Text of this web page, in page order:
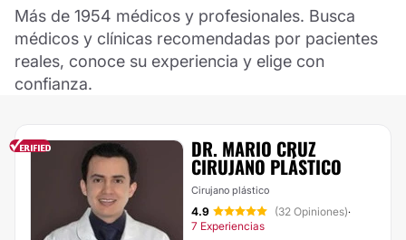
Más de 1954 médicos y profesionales. Busca
médicos y clínicas recomendadas por pacientes
reales, conoce su experiencia y elige con
confianza.
DR. MARIO CRUZ
CIRUJANO PLÁSTICO
Cirujano plástico
4.9 (32 Opiniones)·
7 Experiencias